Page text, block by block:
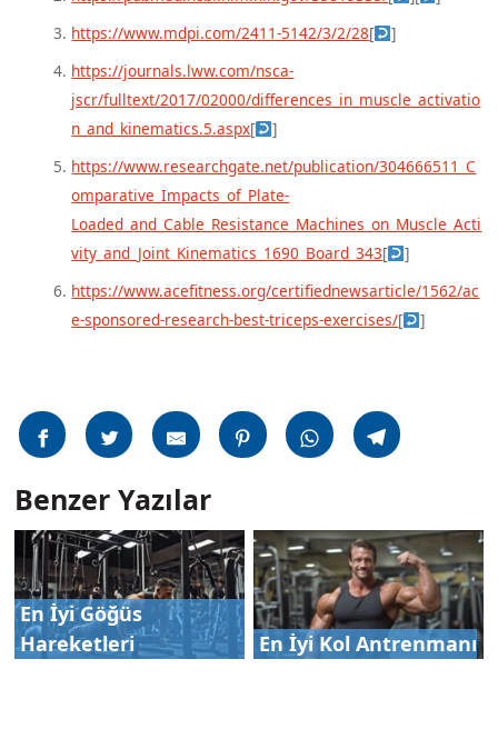
https://www.mdpi.com/2411-5142/3/2/28[
]
https://journals.lww.com/nsca-
jscr/fulltext/2017/02000/differences_in_muscle_activatio
n_and_kinematics.5.aspx[
]
https://www.researchgate.net/publication/304666511_C
omparative_Impacts_of_Plate-
Loaded_and_Cable_Resistance_Machines_on_Muscle_Acti
vity_and_Joint_Kinematics_1690_Board_343[
]
https://www.acefitness.org/certifiednewsarticle/1562/ac
e-sponsored-research-best-triceps-exercises/[ ]
Benzer Yazılar
En İyi Göğüs
Hareketleri
En İyi Kol Antrenmanı